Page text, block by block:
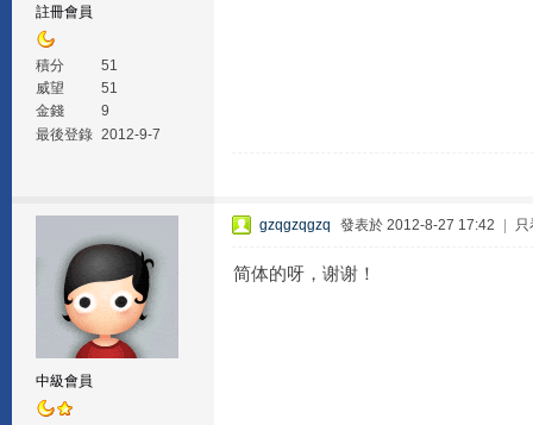
註冊會員
積分
51
威望
51
金錢
9
最後登錄 2012-9-7
中級會員
gzqgzqgzq 發表於 2012-8-27 17:42 只
简体的呀，谢谢！